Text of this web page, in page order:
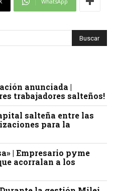
anunciada |
trabajadores salteños!
salteña entre las
para la
| Empresario pyme
acorralan a los